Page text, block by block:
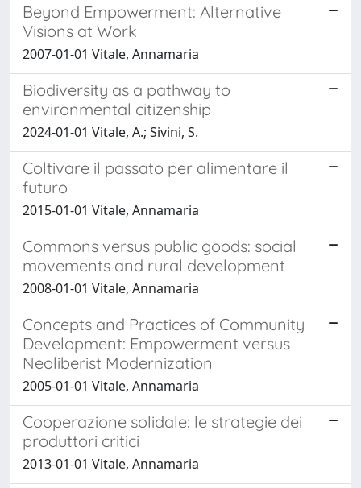
Beyond Empowerment: Alternative
Visions at Work
2007-01-01 Vitale, Annamaria
Biodiversity as a pathway to
environmental citizenship
2024-01-01 Vitale, A.; Sivini, S.
Coltivare il passato per alimentare il
futuro
2015-01-01 Vitale, Annamaria
Commons versus public goods: social
movements and rural development
2008-01-01 Vitale, Annamaria
Concepts and Practices of Community
Development: Empowerment versus
Neoliberist Modernization
2005-01-01 Vitale, Annamaria
Cooperazione solidale: le strategie dei
produttori critici
2013-01-01 Vitale, Annamaria